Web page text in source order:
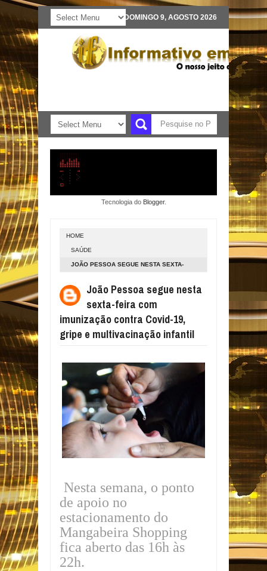
DOMINGO 9, AGOSTO 2026
Tecnologia do Blogger.
HOME
SAÚDE
JOÃO PESSOA SEGUE NESTA SEXTA-
19, GRIPE E MULTIVACINAÇÃO INFANTIL
João Pessoa segue nesta
sexta-feira com
imunização contra Covid-19,
gripe e multivacinação infantil
Nesta semana, o ponto
de apoio no
estacionamento do
Mangabeira Shopping
fica aberto das 16h às
22h.